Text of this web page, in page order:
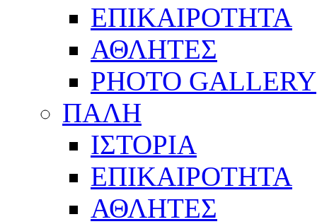
ΕΠΙΚΑΙΡΟΤΗΤΑ
ΑΘΛΗΤΕΣ
PHOTO GALLERY
ΠΑΛΗ
ΙΣΤΟΡΙΑ
ΕΠΙΚΑΙΡΟΤΗΤΑ
ΑΘΛΗΤΕΣ